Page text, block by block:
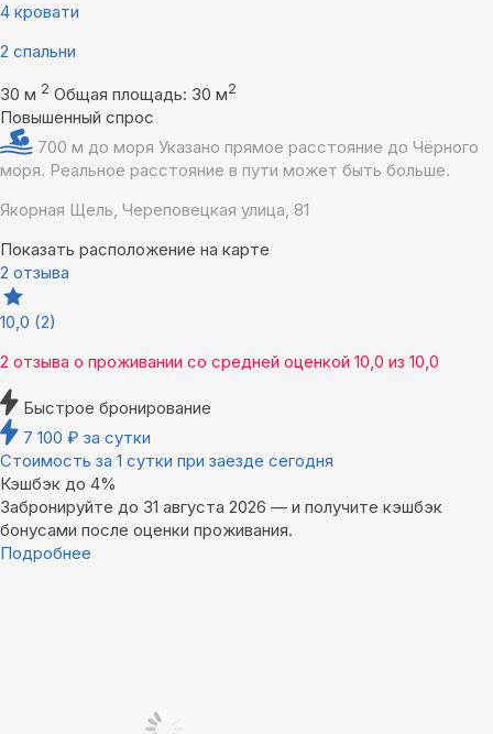
4 кровати
2 спальни
30 м 2 Общая площадь: 30 м2
Повышенный спрос
700 м до моря Указано прямое расстояние до Чёрного
моря. Реальное расстояние в пути может быть больше.
Якорная Щель, Череповецкая улица, 81
Показать расположение на карте
2 отзыва
10,0 (2)
2 отзыва о проживании со средней оценкой 10,0 из 10,0
Быстрое бронирование
7 100 ₽ за сутки
Стоимость за 1 сутки при заезде сегодня
Кэшбэк до 4%
Забронируйте до 31 августа 2026 — и получите кэшбэк
бонусами после оценки проживания.
Подробнее